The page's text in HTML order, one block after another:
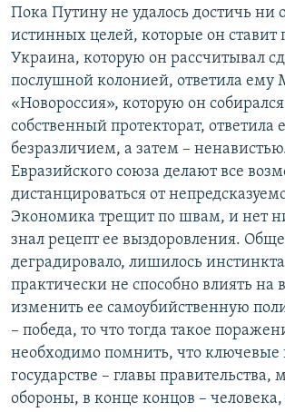
Пока Путину не удалось достичь ни
истинных целей, которые он ставит
Украина, которую он рассчитывал
послушной колонией, ответила ему
«Новороссия», которую он
собственный протекторат, ответила
безразличием, а затем –
Евразийского союза делают все
дистанцироваться от
Экономика трещит по швам, и нет
знал рецепт ее выздоровления.
деградировало, лишилось
практически не способно влиять на
изменить ее самоубийственную
– победа, то что тогда такое
необходимо помнить, что ключевые
государстве – главы правительства,
обороны, в конце концов –